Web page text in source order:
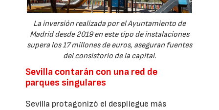
La inversión realizada por el Ayuntamiento de
Madrid desde 2019 en este tipo de instalaciones
supera los 17 millones de euros, aseguran fuentes
del consistorio de la capital.
Sevilla contarán con una red de
parques singulares
Sevilla protagonizó el despliegue más